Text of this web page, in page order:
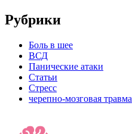
Рубрики
Боль в шее
ВСД
Панические атаки
Статьи
Стресс
черепно-мозговая травма